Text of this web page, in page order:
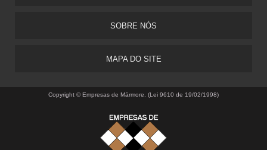
SOBRE NÓS
MAPA DO SITE
Copyright © Empresas de Mármore. (Lei 9610 de 19/02/1998)